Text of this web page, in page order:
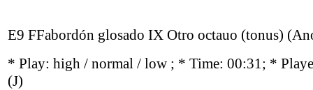
E9 FFabordón glosado IX Otro octauo (tonus)
* Play: high / normal / low ; * Time: 00:31; *
(J)